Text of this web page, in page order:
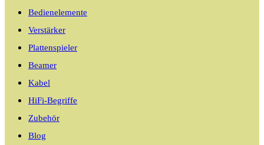
Bedienelemente
Verstärker
Plattenspieler
Beamer
Kabel
HiFi-Begriffe
Zubehör
Blog